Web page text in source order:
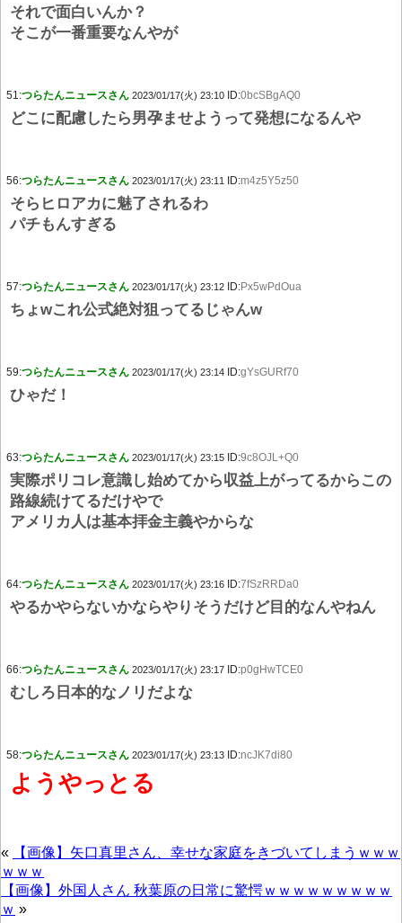
それで面白いんか？
そこが一番重要なんやが
51:つらたんニュースさん 2023/01/17(火) 23:10 ID:0bcSBgAQ0
どこに配慮したら男孕ませようって発想になるんや
56:つらたんニュースさん 2023/01/17(火) 23:11 ID:m4z5Y5z50
そらヒロアカに魅了されるわ
パチもんすぎる
57:つらたんニュースさん 2023/01/17(火) 23:12 ID:Px5wPdOua
ちょwこれ公式絶対狙ってるじゃんw
59:つらたんニュースさん 2023/01/17(火) 23:14 ID:gYsGURf70
ひゃだ！
63:つらたんニュースさん 2023/01/17(火) 23:15 ID:9c8OJL+Q0
実際ポリコレ意識し始めてから収益上がってるからこの
路線続けてるだけやで
アメリカ人は基本拝金主義やからな
64:つらたんニュースさん 2023/01/17(火) 23:16 ID:7fSzRRDa0
やるかやらないかならやりそうだけど目的なんやねん
66:つらたんニュースさん 2023/01/17(火) 23:17 ID:p0gHwTCE0
むしろ日本的なノリだよな
58:つらたんニュースさん 2023/01/17(火) 23:13 ID:ncJK7di80
ようやっとる
«
【画像】矢口真里さん、幸せな家庭をきづいてしまうｗｗｗ
ｗｗｗ
【画像】外国人さん 秋葉原の日常に驚愕ｗｗｗｗｗｗｗｗｗ
ｗ »